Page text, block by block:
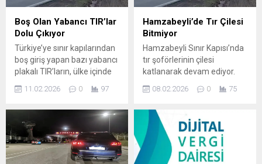
müşterek harekât konsepti
doğrultusunda tatbikatlara;
Kara unsurları, Lojistik
destek birlikleri Karargâh
personeli, Muhabere ve
koordinasyon...
Faaliyetleri Mesleki Yeterlilik
Eğitimi Yönetmeliğinde
Değişiklik ile, üniversite
mezunlarına...
Boş Olan Yabancı TIR’lar
Dolu Çıkıyor
Türkiye’ye sınır kapılarından
boş giriş yapan bazı yabancı
plakalı TIR’ların, ülke içinde
yaptığı yönündeki iddialar
Türk nakliyeciler ise bu
durumun haksız rekabet
oluşturduğunu ve zaten ağır
maliyetlerle mücadele eden
11.02.2026 0 97
Hamzabeyli’de Tır Çilesi
Bitmiyor
Hamzabeyli Sınır Kapısı’nda
tır şoförlerinin çilesi
katlanarak devam ediyor.
kapatılmasıyla birlikte
güvenlik riskini artırdı hem
de şoförleri insani olmayan
koşullara mahkum etti.
Transportcular CİMER’e
08.02.2026 0 75